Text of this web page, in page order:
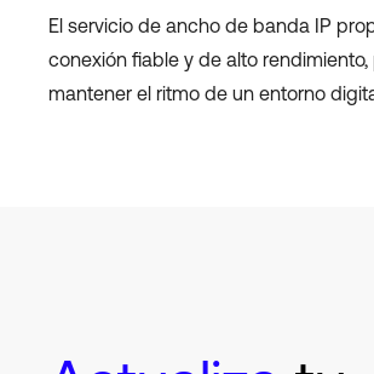
El servicio de ancho de banda IP
conexión fiable y de alto rendimiento,
mantener el ritmo de un entorno